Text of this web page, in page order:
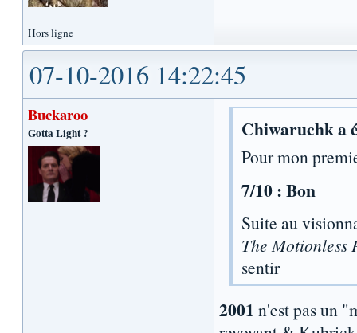
Hors ligne
07-10-2016 14:22:45
Buckaroo
Gotta Light ? Chiwaruchk a
Pour mon
7/10 : Bon
Suite au
The Motionless
sentir
2001 n'est pas un